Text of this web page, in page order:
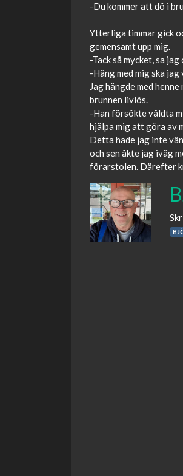
-Du kommer att dö i
Ytterliga timmar gick
gemensamt upp mig.
-Tack så mycket, sa
-Häng med mig ska
Jag hängde med
brunnen livlös.
-Han försökte våldta
hjälpa mig att göra av
Detta hade jag inte
och sen åkte jag iväg
förarstolen. Därefter